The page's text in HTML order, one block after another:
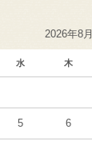
2026年8月
水 木
5 6